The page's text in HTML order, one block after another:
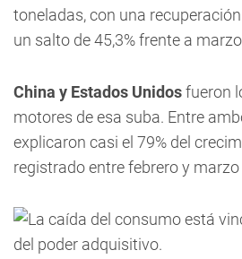
toneladas, con una
un salto de 45,3% frente a
China y Estados Unidosfueron
motores de esa suba. Entre
explicaron casi el 79% del
registrado entre febrero y marzo